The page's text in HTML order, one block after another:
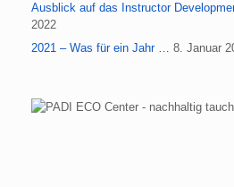
Ausblick auf das Instructor
2022
2021 – Was für ein Jahr … 8. Januar